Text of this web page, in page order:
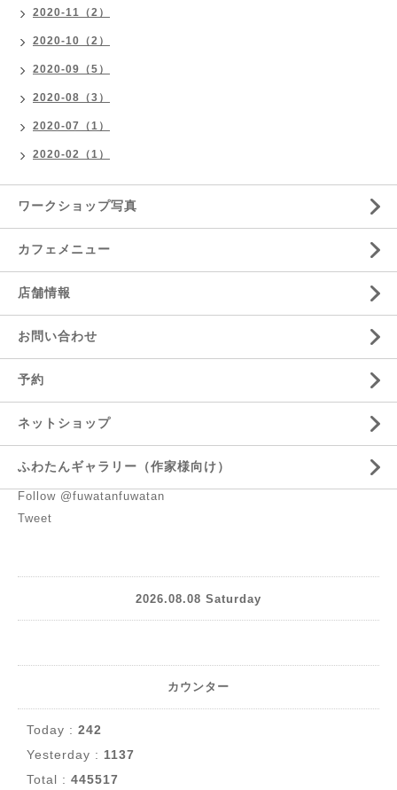
2020-11（2）
2020-10（2）
2020-09（5）
2020-08（3）
2020-07（1）
2020-02（1）
ワークショップ写真
カフェメニュー
店舗情報
お問い合わせ
予約
ネットショップ
ふわたんギャラリー（作家様向け）
Follow @fuwatanfuwatan
Tweet
2026.08.08 Saturday
カウンター
Today : 242
Yesterday : 1137
Total : 445517